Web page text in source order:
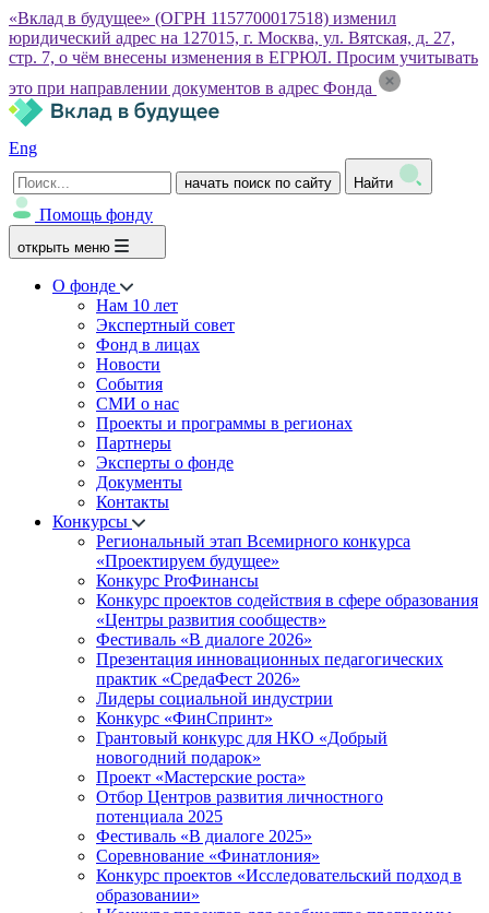
«Вклад в будущее» (ОГРН 1157700017518) изменил
юридический адрес на 127015, г. Москва, ул. Вятская, д. 27,
стр. 7, о чём внесены изменения в ЕГРЮЛ. Просим учитывать
это при направлении документов в адрес Фонда
Eng
начать поиск по сайту Найти
Помощь фонду
открыть меню
О фонде
Нам 10 лет
Экспертный совет
Фонд в лицах
Новости
События
СМИ о нас
Проекты и программы в регионах
Партнеры
Эксперты о фонде
Документы
Контакты
Конкурсы
Региональный этап Всемирного конкурса
«Проектируем будущее»
Конкурс ProФинансы
Конкурс проектов содействия в сфере образования
«Центры развития сообществ»
Фестиваль «В диалоге 2026»
Презентация инновационных педагогических
практик «СредаФест 2026»
Лидеры социальной индустрии
Конкурс «ФинСпринт»
Грантовый конкурс для НКО «Добрый
новогодний подарок»
Проект «Мастерские роста»
Отбор Центров развития личностного
потенциала 2025
Фестиваль «В диалоге 2025»
Соревнование «Финатлония»
Конкурс проектов «Исследовательский подход в
образовании»